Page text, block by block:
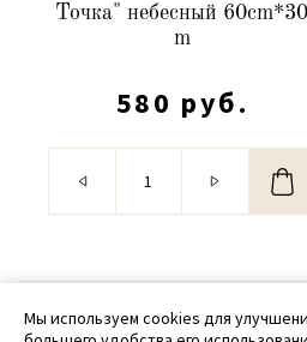
Точка" небесный 60cm*30
m
580 руб.
© 2020 - 2026
Мы используем cookies для